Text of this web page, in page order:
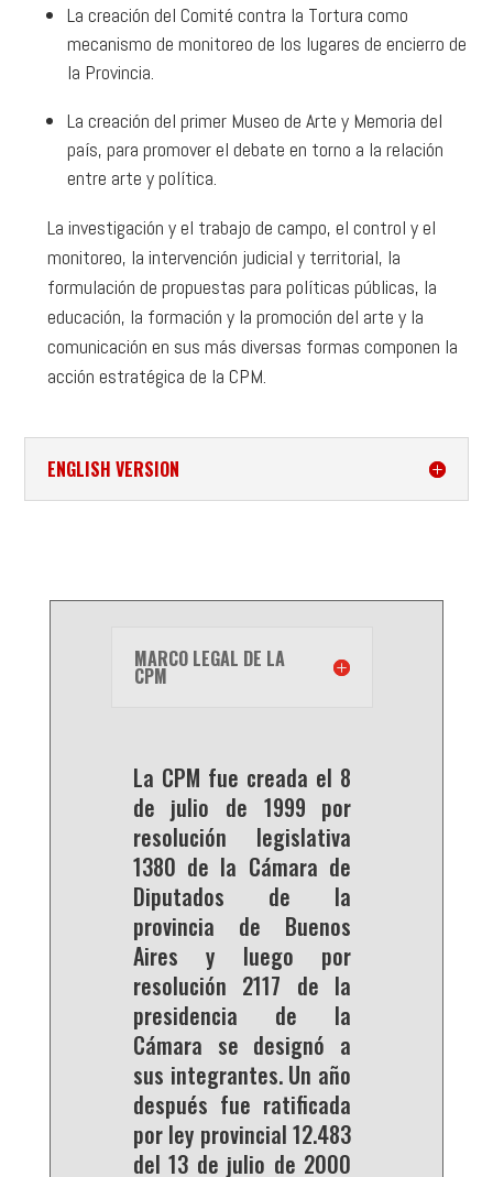
La creación del Comité contra la Tortura como
mecanismo de monitoreo de los lugares de encierro de
la Provincia.
La creación del primer Museo de Arte y Memoria del
país, para promover el debate en torno a la relación
entre arte y política.
La investigación y el trabajo de campo, el control y el
monitoreo, la intervención judicial y territorial, la
formulación de propuestas para políticas públicas, la
educación, la formación y la promoción del arte y la
comunicación en sus más diversas formas componen la
acción estratégica de la CPM.
ENGLISH VERSION
MARCO LEGAL DE LA
CPM
La CPM fue creada el 8
de julio de 1999 por
resolución legislativa
1380 de la Cámara de
Diputados de la
provincia de Buenos
Aires y luego por
resolución 2117 de la
presidencia de la
Cámara se designó a
sus integrantes. Un año
después fue ratificada
por ley provincial 12.483
del 13 de julio de 2000